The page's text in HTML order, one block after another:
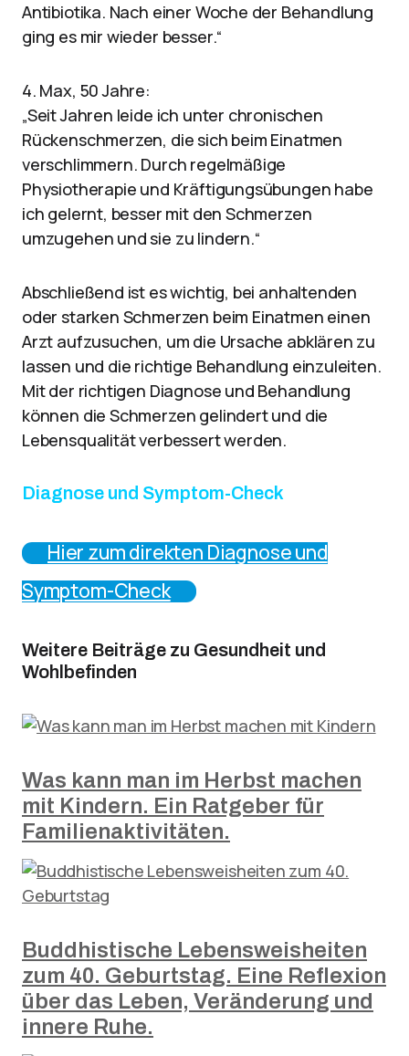
Antibiotika. Nach einer Woche der Behandlung
ging es mir wieder besser.“
4. Max, 50 Jahre:
„Seit Jahren leide ich unter chronischen
Rückenschmerzen, die sich beim Einatmen
verschlimmern. Durch regelmäßige
Physiotherapie und Kräftigungsübungen habe
ich gelernt, besser mit den Schmerzen
umzugehen und sie zu lindern.“
Abschließend ist es wichtig, bei anhaltenden
oder starken Schmerzen beim Einatmen einen
Arzt aufzusuchen, um die Ursache abklären zu
lassen und die richtige Behandlung einzuleiten.
Mit der richtigen Diagnose und Behandlung
können die Schmerzen gelindert und die
Lebensqualität verbessert werden.
Diagnose und Symptom-Check
Hier zum direkten Diagnose und
Symptom-Check
Weitere Beiträge zu Gesundheit und
Wohlbefinden
Was kann man im Herbst machen
mit Kindern. Ein Ratgeber für
Familienaktivitäten.
Buddhistische Lebensweisheiten
zum 40. Geburtstag. Eine Reflexion
über das Leben, Veränderung und
innere Ruhe.